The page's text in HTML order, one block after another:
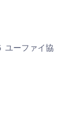
ユーファイ協